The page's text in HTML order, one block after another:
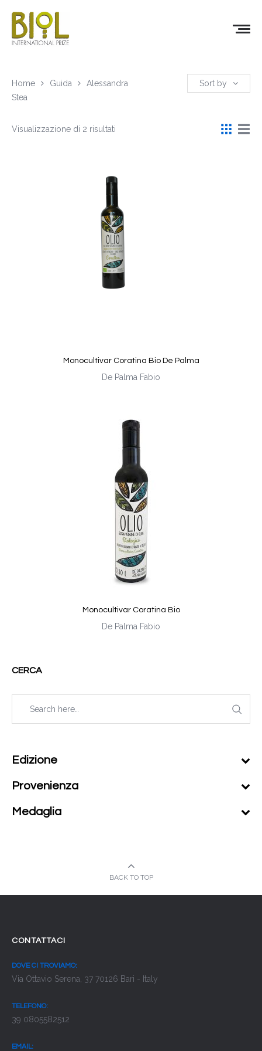
Home Guida
Alessandra
Stea
Sort by
Visualizzazione di 2 risultati
Monocultivar Coratina Bio De Palma
De Palma Fabio
Monocultivar Coratina Bio
De Palma Fabio
CERCA
Edizione
Provenienza
Medaglia
BACK TO TOP
CONTATTACI
DOVE CI TROVIAMO:
Via Ottavio Serena, 37 70126 Bari - Italy
TELEFONO:
39 0805582512
EMAIL: